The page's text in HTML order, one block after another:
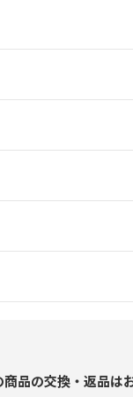
品の交換・返品は